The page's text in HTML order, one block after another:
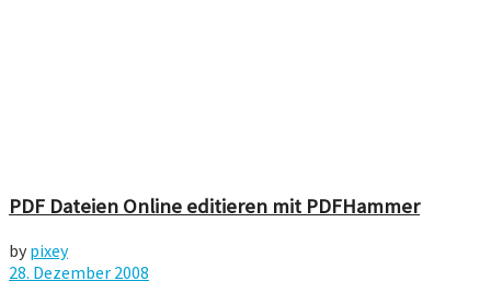
PDF Dateien Online editieren mit PDFHammer
by pixey
28. Dezember 2008